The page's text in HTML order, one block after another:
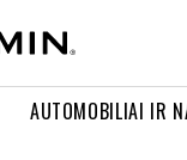
AUTOMOBILIAI IR